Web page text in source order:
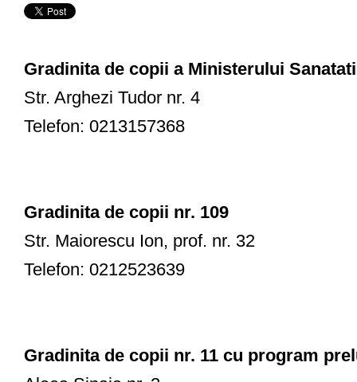
Gradinita de copii a Ministerului
Str. Arghezi Tudor nr. 4
Telefon: 0213157368
Gradinita de copii nr. 109
Str. Maiorescu Ion, prof. nr. 32
Telefon: 0212523639
Gradinita de copii nr. 11 cu program